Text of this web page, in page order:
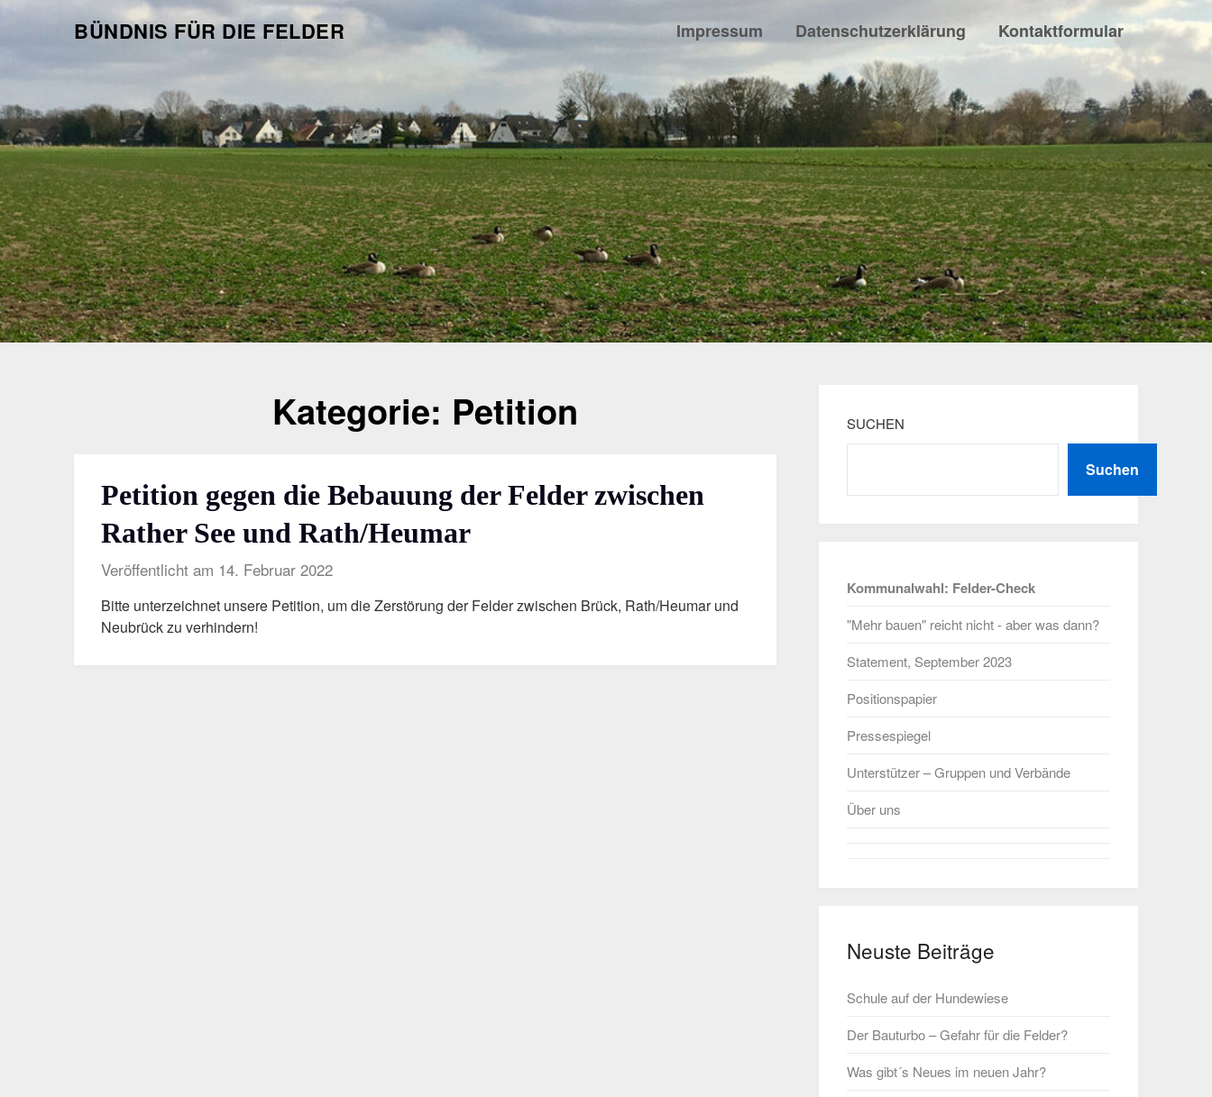
Skip
BÜNDNIS FÜR DIE FELDER Impressum Datenschutzerklärung Kontaktformular
Kategorie: Petition
Petition gegen die Bebauung der Felder zwischen
Rather See und Rath/Heumar
Veröffentlicht am 14. Februar 2022
Bitte unterzeichnet unsere Petition, um die Zerstörung der Felder zwischen Brück, Rath/Heumar und
Neubrück zu verhindern!
SUCHEN
Suchen
Kommunalwahl: Felder-Check
"Mehr bauen" reicht nicht - aber was dann?
Statement, September 2023
Positionspapier
Pressespiegel
Unterstützer – Gruppen und Verbände
Über uns
Neuste Beiträge
Schule auf der Hundewiese
Der Bauturbo – Gefahr für die Felder?
Was gibt´s Neues im neuen Jahr?